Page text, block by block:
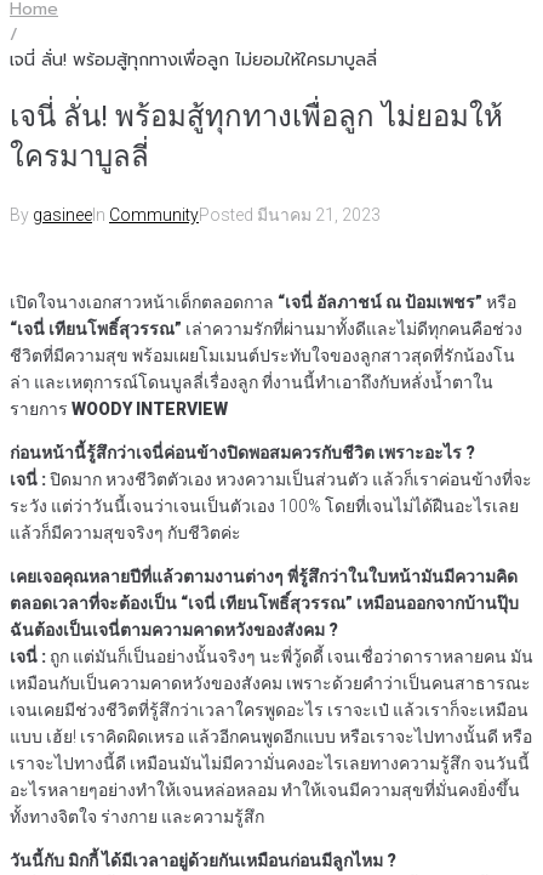
Home
/
เจนี่ ลั่น! พร้อมสู้ทุกทางเพื่อลูก ไม่ยอมให้ใครมาบูลลี่
เจนี่ ลั่น! พร้อมสู้ทุกทางเพื่อลูก ไม่ยอมให้
ใครมาบูลลี่
By gasinee In CommunityPosted มีนาคม 21, 2023
เปิดใจนางเอกสาวหน้าเด็กตลอดกาล “เจนี่ อัลภาชน์ ณ ป้อมเพชร” หรือ
“เจนี่ เทียนโพธิ์สุวรรณ” เล่าความรักที่ผ่านมาทั้งดีและไม่ดีทุกคนคือช่วง
ชีวิตที่มีความสุข พร้อมเผยโมเมนต์ประทับใจของลูกสาวสุดที่รักน้องโน
ล่า และเหตุการณ์โดนบูลลี่เรื่องลูก ที่งานนี้ทำเอาถึงกับหลั่งน้ำตาใน
รายการ WOODY INTERVIEW
ก่อนหน้านี้รู้สึกว่าเจนี่ค่อนข้างปิดพอสมควรกับชีวิต เพราะอะไร ?
เจนี่ :ปิดมาก หวงชีวิตตัวเอง หวงความเป็นส่วนตัว แล้วก็เราค่อนข้างที่จะ
ระวัง แต่ว่าวันนี้เจนว่าเจนเป็นตัวเอง 100% โดยที่เจนไม่ได้ฝืนอะไรเลย
แล้วก็มีความสุขจริงๆ กับชีวิตค่ะ
เคยเจอคุณหลายปีที่แล้วตามงานต่างๆ พี่รู้สึกว่าในใบหน้ามันมีความคิด
ตลอดเวลาที่จะต้องเป็น “เจนี่ เทียนโพธิ์สุวรรณ” เหมือนออกจากบ้านปุ๊บ
ฉันต้องเป็นเจนี่ตามความคาดหวังของสังคม ?
เจนี่ : ถูก แต่มันก็เป็นอย่างนั้นจริงๆ นะพี่วู้ดดี้ เจนเชื่อว่าดาราหลายคน มัน
เหมือนกับเป็นความคาดหวังของสังคม เพราะด้วยคำว่าเป็นคนสาธารณะ
เจนเคยมีช่วงชีวิตที่รู้สึกว่าเวลาใครพูดอะไร เราจะเป๋ แล้วเราก็จะเหมือน
แบบ เฮ้ย! เราคิดผิดเหรอ แล้วอีกคนพูดอีกแบบ หรือเราจะไปทางนั้นดี หรือ
เราจะไปทางนี้ดี เหมือนมันไม่มีความั่นคงอะไรเลยทางความรู้สึก จนวันนี้
อะไรหลายๆอย่างทำให้เจนหล่อหลอม ทำให้เจนมีความสุขที่มั่นคงยิ่งขึ้น
ทั้งทางจิตใจ ร่างกาย และความรู้สึก
วันนี้กับ มิกกี้ ได้มีเวลาอยู่ด้วยกันเหมือนก่อนมีลูกไหม ?